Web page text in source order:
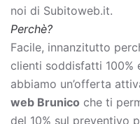
noi di Subitoweb.it.
Perchè?
Facile, innanzitutto
clienti soddisfatti 100%
abbiamo un’offerta
web Brunico che ti
del 10% sul preventivo